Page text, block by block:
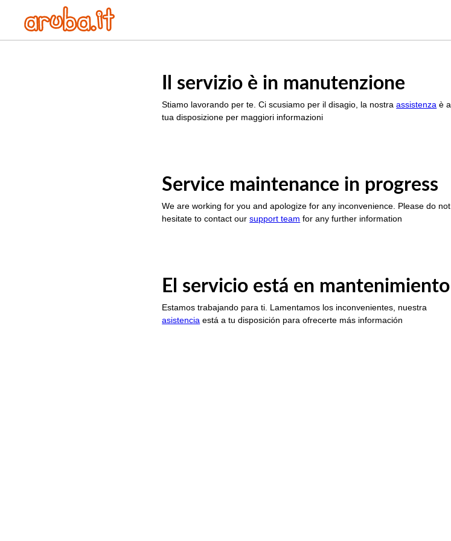
Il servizio è in manutenzione
Stiamo lavorando per te. Ci scusiamo per il disagio, la nostraassistenza è a
tua disposizione per maggiori informazioni
Service maintenance in progress
We are working for you and apologize for any inconvenience. Please do not
hesitate to contact oursupport team for any further information
El servicio está en mantenimiento
Estamos trabajando para ti. Lamentamos los inconvenientes, nuestra
asistencia está a tu disposición para ofrecerte más información